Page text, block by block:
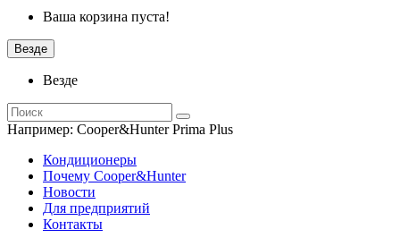
Ваша корзина пуста!
Везде
Везде
Например: Cooper&Hunter Prima Plus
Кондиционеры
Почему Cooper&Hunter
Новости
Для предприятий
Контакты